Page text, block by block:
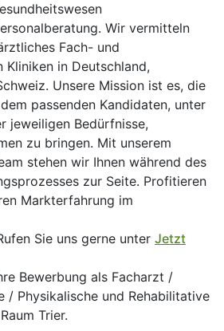
Wir vermitteln
Fach- und
Kliniken in Deutschland,
Unsere Mission ist es, die
passenden Kandidaten, unter
jeweiligen Bedürfnisse,
zu bringen. Mit unserem
stehen wir Ihnen während des
zur Seite. Profitieren
Markterfahrung im
Sie uns gerne unter Jetzt
Bewerbung als Facharzt /
/ Physikalische und Rehabilitative
Trier.